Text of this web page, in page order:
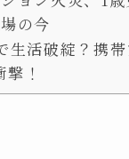
の今
生活破綻？携帯
！